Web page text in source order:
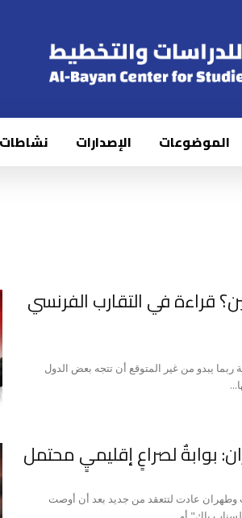
الموضوعات الإصدارات نشاطات
قراءة في التقارب الفرنسي
ربما يبدو من غير المتوقع أن تتجه بعض الدول
بوابةٌ لصراعٍ إقليميٍ محتمل
عادت لتتعقد من جديد بعد أن أوصت